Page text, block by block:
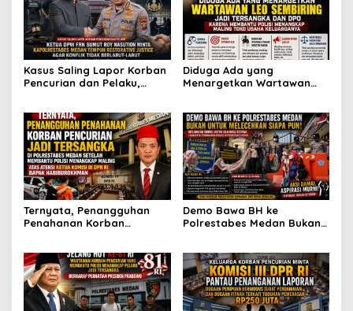
Kasus Saling Lapor Korban
Pencurian dan Pelaku,
Kapolrestabes Medan
Tempuh Restorative Justice
agar Konflik Tak Berlarut-
larut
Diduga Ada yang
Menargetkan Wartawan
Membantu Polisi
Menangkap Maling di Toko
Usaha Keluarganya
Ternyata, Penangguhan
Penahanan Korban
Setelah Membantu Polisi
Menangkap Maling Atas
Atensi Ketua Komisi III DPR
RI Bapak Habiburokhman
Demo Bawa BH ke
Polrestabes Medan Bukan
dan Rasa Kecewa
Lambatnya Penanganan
Pekara di Polrestabes
Medan